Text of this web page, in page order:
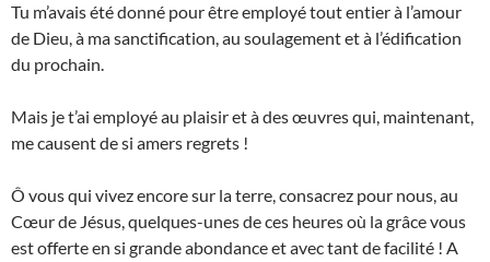
Tu m’avais été donné pour être employé tout entier à l’amour
de Dieu, à ma sanctification, au soulagement et à l’édification
du prochain.
Mais je t’ai employé au plaisir et à des œuvres qui, maintenant,
me causent de si amers regrets !
Ô vous qui vivez encore sur la terre, consacrez pour nous, au
Cœur de Jésus, quelques-unes de ces heures où la grâce vous
est offerte en si grande abondance et avec tant de facilité ! A